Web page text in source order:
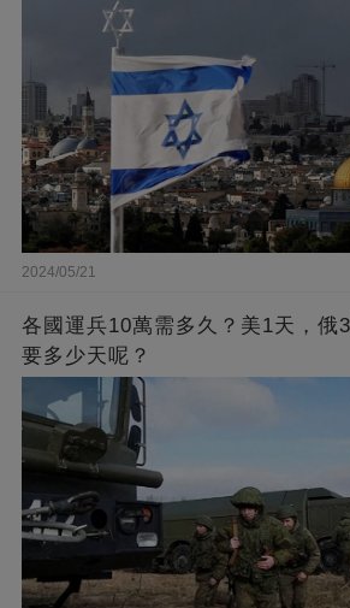
2024/05/21
各國運兵10萬需多久？美1天，俄
要多少天呢？